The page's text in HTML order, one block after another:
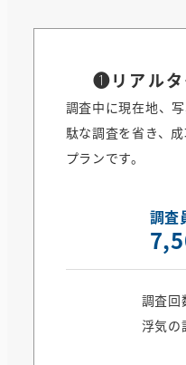
❶リアル
調査
調査中に現在地、
駄な調査を省き、
プランです。
調査回
浮気の